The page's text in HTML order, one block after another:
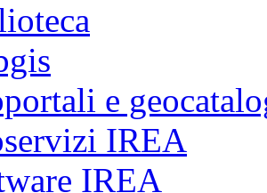
e
IREA
IREA